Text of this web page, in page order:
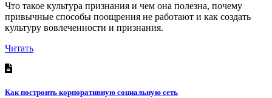
Что такое культура признания и чем она полезна, почему
привычные способы поощрения не работают и как создать
культуру вовлеченности и признания.
Читать
Как построить корпоративную социальную сеть